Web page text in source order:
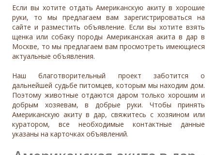
Палевый
Рыжий
Вес (кг)
0 80
Доброжелательное
Равнодушное
Может проявить агрессию
Если вы хотите отдать Американскую акиту в хорошие
руки, то мы предлагаем вам зарегистрироваться на
сайте и разместить объявление. Если вы хотите взять
щенка или собаку породы Американская акита в дар в
Москве, то мы предлагаем вам просмотреть имеющиеся
актуальные объявления.
Наш благотворительный проект заботится о
дальнейшей судьбе питомцев, которым мы находим дом.
Поэтому животные отдаются даром только хорошим и
добрым хозяевам, в добрые руки. Чтобы принять
Американскую акиту в дар, свяжитесь с хозяином или
куратором, все необходимые контактные данные
указаны на карточках объявлений.